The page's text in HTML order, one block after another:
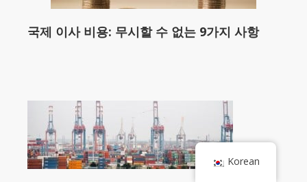
국제 이사 비용: 무시할 수 없는 9가지 사항
Korean